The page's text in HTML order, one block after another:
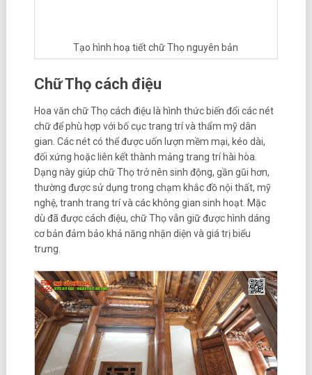
Tạo hình hoạ tiết chữ Thọ nguyên bản
Chữ Thọ cách điệu
Hoa văn chữ Thọ cách điệu là hình thức biến đổi các nét
chữ để phù hợp với bố cục trang trí và thẩm mỹ dân
gian. Các nét có thể được uốn lượn mềm mại, kéo dài,
đối xứng hoặc liên kết thành mảng trang trí hài hòa.
Dạng này giúp chữ Thọ trở nên sinh động, gần gũi hơn,
thường được sử dụng trong chạm khắc đồ nội thất, mỹ
nghệ, tranh trang trí và các không gian sinh hoạt. Mặc
dù đã được cách điệu, chữ Thọ vẫn giữ được hình dáng
cơ bản đảm bảo khả năng nhận diện và giá trị biểu
trưng.